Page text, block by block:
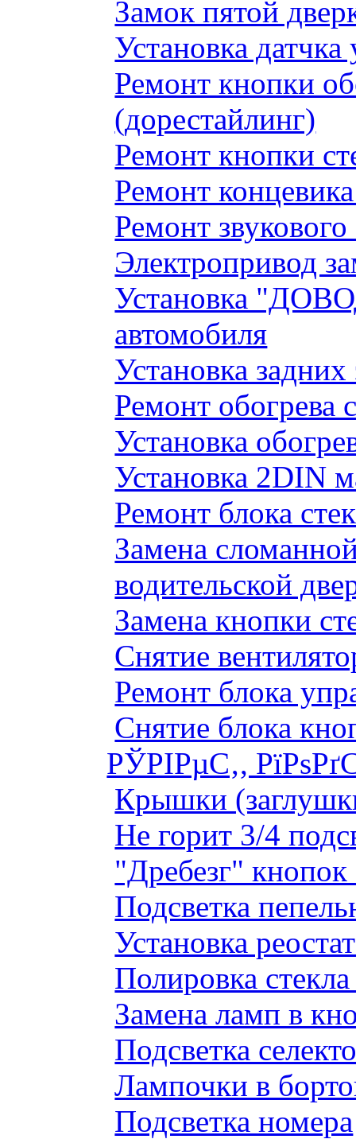
Замок пятой
Установка
Ремонт кнопки
(дорестайлинг)
Ремонт кнопки
Ремонт
Ремонт
Электропривод
Установка
автомобиля
Установка
Ремонт обогрева
Установка
Установка 2DIN
Ремонт блока
Замена
водительской
Замена кнопки
Снятие
Ремонт блока
Снятие блока
РЎРІРµС‚,
Крышки
Не горит 3/4
"Дребезг"
Подсветка
Установка
Полировка
Замена ламп в
Подсветка
Лампочки в
Подсветка номера